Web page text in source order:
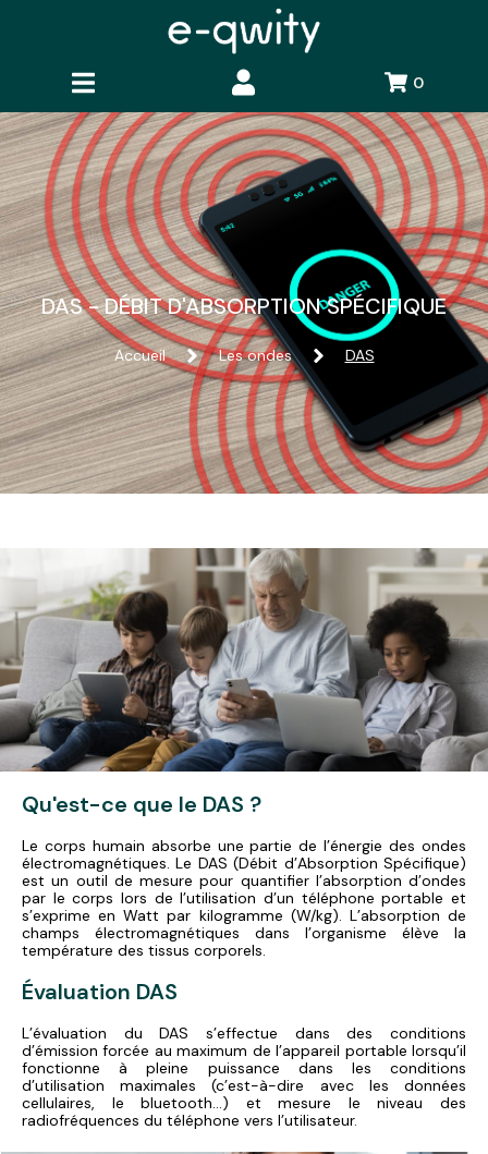
0
DAS - DÉBIT D'ABSORPTION SPÉCIFIQUE
Accueil Les ondes DAS
Qu'est-ce que le DAS ?
Le corps humain absorbe une partie de l’énergie des ondes
électromagnétiques. Le DAS (Débit d’Absorption Spécifique)
est un outil de mesure pour quantifier l’absorption d’ondes
par le corps lors de l’utilisation d’un téléphone portable et
s’exprime en Watt par kilogramme (W/kg). L’absorption de
champs électromagnétiques dans l’organisme élève la
température des tissus corporels.
Évaluation DAS
L’évaluation du DAS s’effectue dans des conditions
d’émission forcée au maximum de l’appareil portable lorsqu’il
fonctionne à pleine puissance dans les conditions
d’utilisation maximales (c’est-à-dire avec les données
cellulaires, le bluetooth…) et mesure le niveau des
radiofréquences du téléphone vers l’utilisateur.